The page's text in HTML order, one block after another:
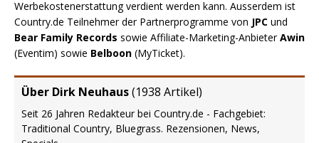
Werbekostenerstattung verdient werden kann. Ausserdem ist
Country.de Teilnehmer der Partnerprogramme von JPC und
Bear Family Records sowie Affiliate-Marketing-AnbieterAwin
(Eventim) sowie Belboon (MyTicket).
Über Dirk Neuhaus(1938 Artikel)
Seit 26 Jahren Redakteur bei Country.de - Fachgebiet:
Traditional Country, Bluegrass. Rezensionen, News,